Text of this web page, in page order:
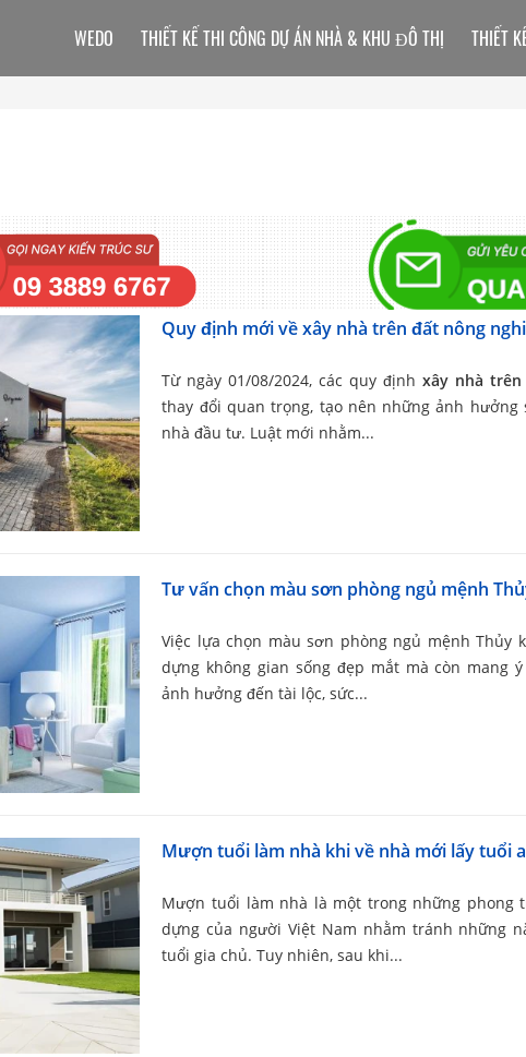
Quy định mới về xây nhà trên đất nông
Từ ngày 01/08/2024, các quy địnhxây nhà
thay đổi quan trọng, tạo nên những ảnh hưởng
nhà đầu tư. Luật mới nhằm...
Tư vấn chọn màu sơn phòng ngủ mệnh
Việc lựa chọn màu sơn phòng ngủ mệnh Thủy
dựng không gian sống đẹp mắt mà còn mang
ảnh hưởng đến tài lộc, sức...
Mượn tuổi làm nhà khi về nhà mới lấy tuổi
Mượn tuổi làm nhà là một trong những phong
dựng của người Việt Nam nhằm tránh những
tuổi gia chủ. Tuy nhiên, sau khi...
WEDO THIẾT KẾ THI CÔNG DỰ ÁN NHÀ & KHU ĐÔ THỊ THIẾT